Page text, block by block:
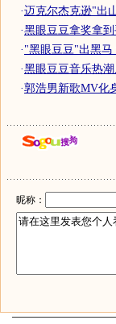
·迈克尔杰克逊"出
·黑眼豆豆拿奖拿
·"黑眼豆豆"出黑
·黑眼豆豆音乐热
·郭浩男新歌MV化
昵称：